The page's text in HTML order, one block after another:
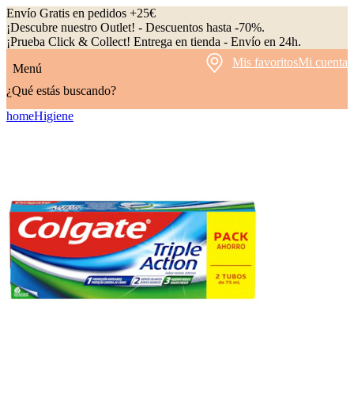
Envío Gratis en pedidos +25€
¡Descubre nuestro Outlet! - Descuentos hasta -70%.
¡Prueba Click & Collect! Entrega en tienda - Envío en 24h.
Menú
Mis favoritosMi cuenta
¿Qué estás buscando?
homeHigiene